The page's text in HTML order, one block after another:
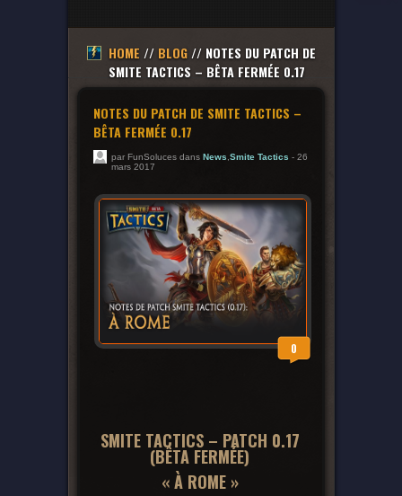
HOME // BLOG// NOTES DU PATCH DE
SMITE TACTICS – BÊTA FERMÉE 0.17
NOTES DU PATCH DE SMITE TACTICS –
BÊTA FERMÉE 0.17
par FunSoluces dans News,Smite Tactics - 26
mars 2017
0
SMITE TACTICS – PATCH 0.17
(BÊTA FERMÉE)
« À ROME »